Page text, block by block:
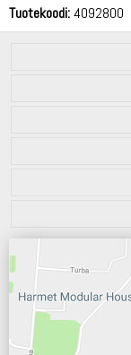
Tuotekoodi:4092800